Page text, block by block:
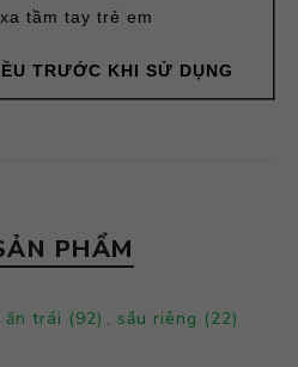
tầm tay trẻ em
TRƯỚC KHI SỬ DỤNG
PHẨM
ăn trái (92) , sầu riêng (22)